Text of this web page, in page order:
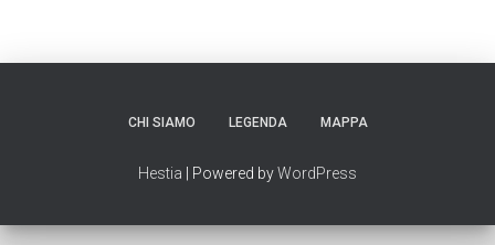
CHI SIAMO LEGENDA MAPPA
Hestia | Powered byWordPress